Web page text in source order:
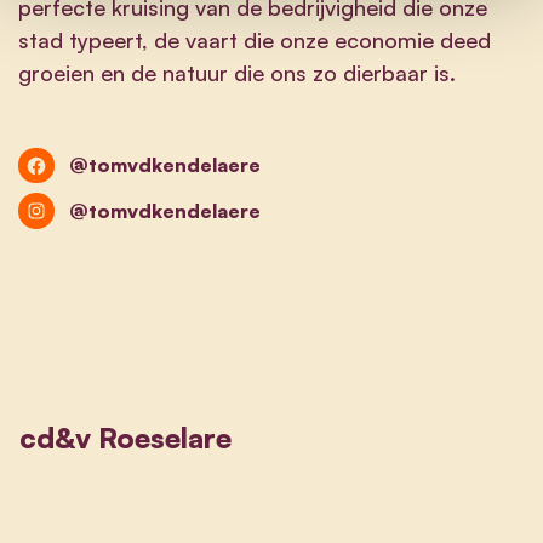
perfecte kruising van de bedrijvigheid die onze
stad typeert, de vaart die onze economie deed
groeien en de natuur die ons zo dierbaar is.
@tomvdkendelaere
@tomvdkendelaere
cd&v Roeselare